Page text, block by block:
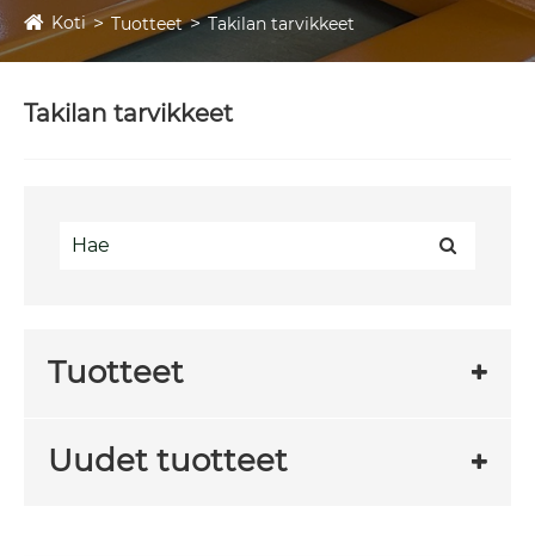
Koti Tuotteet Takilan tarvikkeet
Takilan tarvikkeet
Tuotteet
Uudet tuotteet